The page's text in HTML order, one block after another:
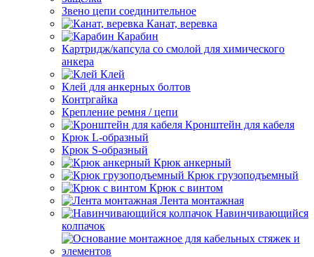
Звено цепи соединительное
Канат, веревка
Карабин
Картридж/капсула со смолой для химического
анкера
Клей
Клей для анкерных болтов
Контргайка
Крепление ремня / цепи
Кронштейн для кабеля
Крюк L-образный
Крюк S-образный
Крюк анкерный
Крюк грузоподъемный
Крюк с винтом
Лента монтажная
Навинчивающийся
колпачок